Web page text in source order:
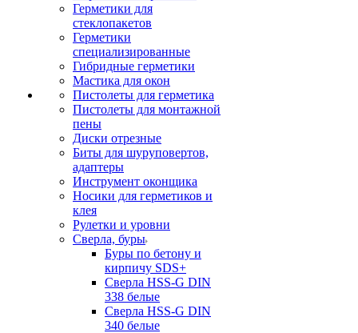
Герметики для
стеклопакетов
Герметики
специализированные
Гибридные герметики
Мастика для окон
Пистолеты для герметика
Пистолеты для монтажной
пены
Диски отрезные
Биты для шуруповертов,
адаптеры
Инструмент оконщика
Носики для герметиков и
клея
Рулетки и уровни
Сверла, буры
Буры по бетону и
кирпичу SDS+
Сверла HSS-G DIN
338 белые
Сверла HSS-G DIN
340 белые